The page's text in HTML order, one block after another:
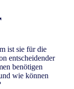
ist sie für die
entscheidender
benötigen
wie können